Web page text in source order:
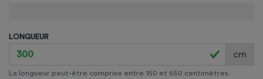
LONGUEUR
cm
La longueur peut-être comprise entre 150 et 650 centimètres.